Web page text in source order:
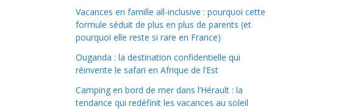
s
l
e
s
a
r
c
Vacances en famille all-inclusive : pourquoi cette
formule séduit de plus en plus de parents (et
pourquoi elle reste si rare en France)
Ouganda : la destination confidentielle qui
réinvente le safari en Afrique de l’Est
Camping en bord de mer dans l’Hérault : la
tendance qui redéfinit les vacances au soleil